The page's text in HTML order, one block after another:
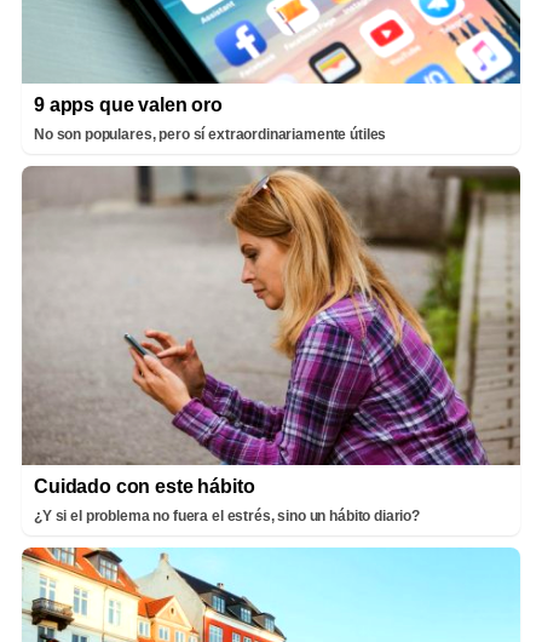
9 apps que valen oro
No son populares, pero sí extraordinariamente útiles
Cuidado con este hábito
¿Y si el problema no fuera el estrés, sino un hábito diario?